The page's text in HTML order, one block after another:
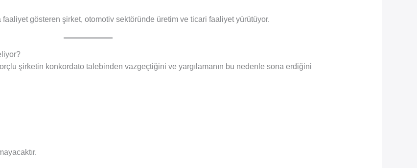
gösteren şirket, otomotiv sektöründe üretim ve ticari faaliyet yürütüyor.
şirketin konkordato talebinden vazgeçtiğini ve yargılamanın bu nedenle sona erdiğini